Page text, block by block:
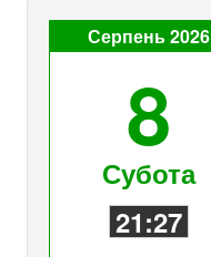
Серпень 2026
8
Субота
21:27